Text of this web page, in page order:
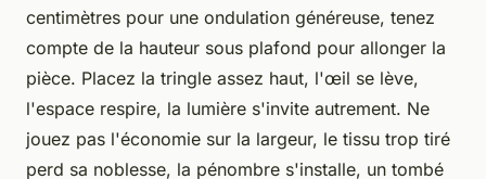
centimètres pour une ondulation généreuse, tenez
compte de la hauteur sous plafond pour allonger la
pièce. Placez la tringle assez haut, l'œil se lève,
l'espace respire, la lumière s'invite autrement. Ne
jouez pas l'économie sur la largeur, le tissu trop tiré
perd sa noblesse, la pénombre s'installe, un tombé